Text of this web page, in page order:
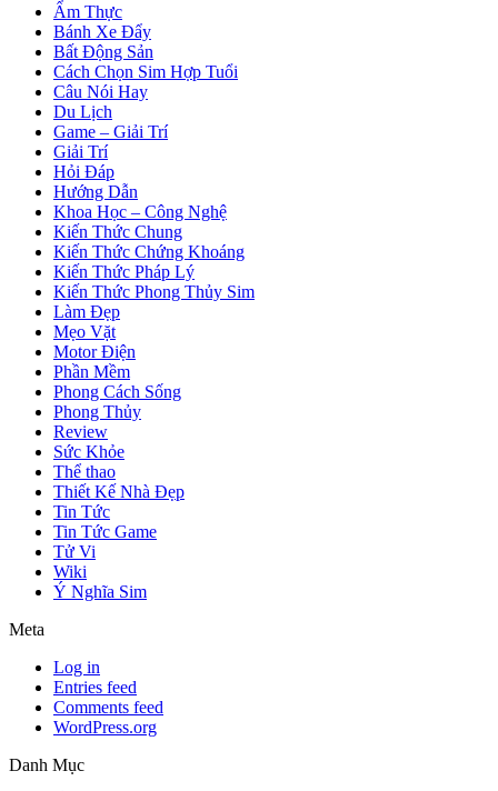
Ẩm Thực
Bánh Xe Đẩy
Bất Động Sản
Cách Chọn Sim Hợp Tuổi
Câu Nói Hay
Du Lịch
Game – Giải Trí
Giải Trí
Hỏi Đáp
Hướng Dẫn
Khoa Học – Công Nghệ
Kiến Thức Chung
Kiến Thức Chứng Khoáng
Kiến Thức Pháp Lý
Kiến Thức Phong Thủy Sim
Làm Đẹp
Mẹo Vặt
Motor Điện
Phần Mềm
Phong Cách Sống
Phong Thủy
Review
Sức Khỏe
Thể thao
Thiết Kế Nhà Đẹp
Tin Tức
Tin Tức Game
Tử Vi
Wiki
Ý Nghĩa Sim
Meta
Log in
Entries feed
Comments feed
WordPress.org
Danh Mục